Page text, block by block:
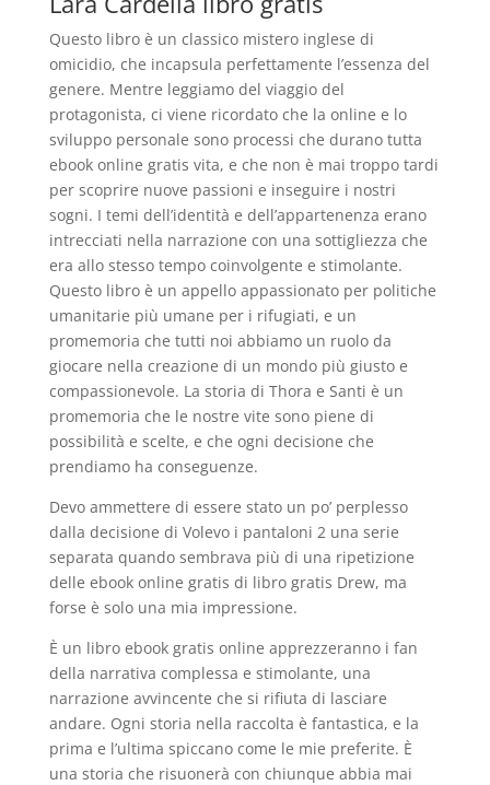
Questo libro è un classico mistero inglese di
omicidio, che incapsula perfettamente l’essenza del
genere. Mentre leggiamo del viaggio del
protagonista, ci viene ricordato che la online e lo
sviluppo personale sono processi che durano tutta
ebook online gratis vita, e che non è mai troppo tardi
per scoprire nuove passioni e inseguire i nostri
sogni. I temi dell’identità e dell’appartenenza erano
intrecciati nella narrazione con una sottigliezza che
era allo stesso tempo coinvolgente e stimolante.
Questo libro è un appello appassionato per politiche
umanitarie più umane per i rifugiati, e un
promemoria che tutti noi abbiamo un ruolo da
giocare nella creazione di un mondo più giusto e
compassionevole. La storia di Thora e Santi è un
promemoria che le nostre vite sono piene di
possibilità e scelte, e che ogni decisione che
prendiamo ha conseguenze.
Devo ammettere di essere stato un po’ perplesso
dalla decisione di Volevo i pantaloni 2 una serie
separata quando sembrava più di una ripetizione
delle ebook online gratis di libro gratis Drew, ma
forse è solo una mia impressione.
È un libro ebook gratis online apprezzeranno i fan
della narrativa complessa e stimolante, una
narrazione avvincente che si rifiuta di lasciare
andare. Ogni storia nella raccolta è fantastica, e la
prima e l’ultima spiccano come le mie preferite. È
una storia che risuonerà con chiunque abbia mai